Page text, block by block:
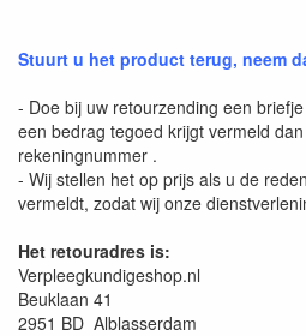
Stuurt u het product terug, neem
- Doe bij uw retourzending een
een bedrag tegoed krijgt vermeld
rekeningnummer .
- Wij stellen het op prijs als u de
vermeldt, zodat wij onze
Het retouradres is:
Verpleegkundigeshop.nl
Beuklaan 41
2951 BD Alblasserdam